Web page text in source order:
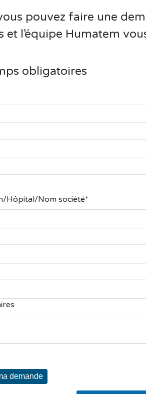
pouvez faire une
et l’équipe Humatem
obligatoires
Hôpital/Nom société
demande